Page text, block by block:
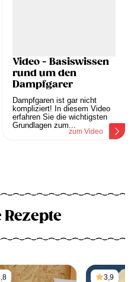
Video - Basiswissen
rund um den
Dampfgarer
Dampfgaren ist gar nicht
kompliziert! In diesem Video
erfahren Sie die wichtigsten
Grundlagen zum...
zum Video
3,9